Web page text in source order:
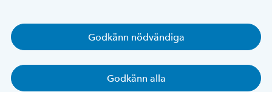
Godkänn nödvändiga
Godkänn alla